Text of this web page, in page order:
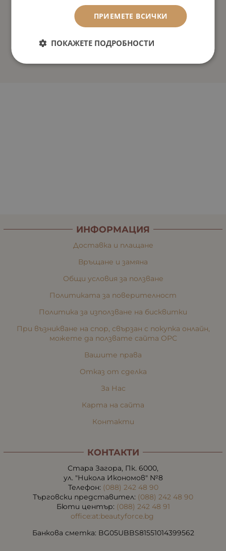
ИНФОРМАЦИЯ
Доставка и плащане
Връщане и замяна
Общи условия за ползване
Политиката за поверителност
Политика за използване на бисквитки
При възникване на спор, свързан с покупка онлайн,
можете да ползвате сайта ОРС
Вашите права
Отказ от сделка
За Нас
Карта на сайта
Контакти
КОНТАКТИ
Стара Загора, Пк. 6000,
ул. "Никола Икономов" №8
Телефон: (088) 242 48 90
Търговски представител: (088) 242 48 90
Бюти център: (088) 242 48 91
office:at:beautyforce.bg
Банкова сметка: BG05UBBS81551014399562
ПРИЕМЕТЕ ВСИЧКИ
ПОКАЖЕТЕ ПОДРОБНОСТИ